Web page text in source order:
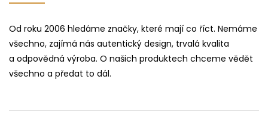
Od roku 2006 hledáme značky, které mají co říct. Nemáme
všechno, zajímá nás autentický design, trvalá kvalita
a odpovědná výroba. O našich produktech chceme vědět
všechno a předat to dál.